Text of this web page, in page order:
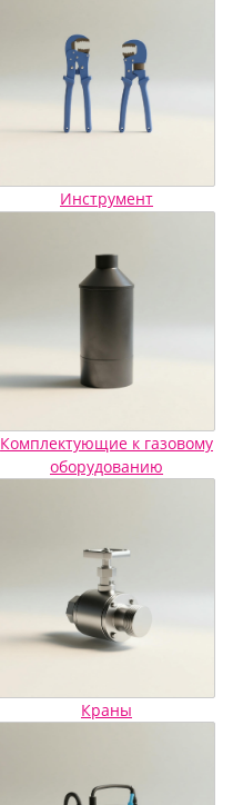
Инструмент
Комплектующие к газовому
оборудованию
Краны